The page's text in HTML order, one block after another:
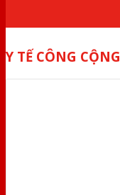
Y TẾ CÔNG CỘNG